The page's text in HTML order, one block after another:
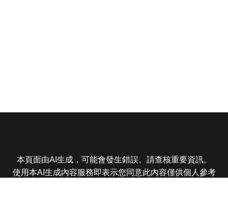
本頁面由AI生成，可能會發生錯誤。請查核重要資訊。
使用本AI生成內容服務即表示您同意此內容僅供個人參考